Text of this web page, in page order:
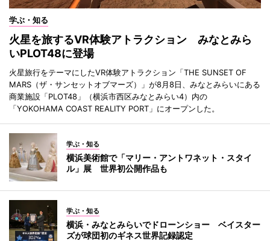
学ぶ・知る
火星を旅するVR体験アトラクション みなとみら
いPLOT48に登場
火星旅行をテーマにしたVR体験アトラクション「THE SUNSET OF
MARS（ザ・サンセットオブマーズ）」が8月8日、みなとみらいにある
商業施設「PLOT48」（横浜市西区みなとみらい4）内の
「YOKOHAMA COAST REALITY PORT」にオープンした。
学ぶ・知る
横浜美術館で「マリー・アントワネット・スタイ
ル」展 世界初公開作品も
学ぶ・知る
横浜・みなとみらいでドローンショー ベイスター
ズが球団初のギネス世界記録認定